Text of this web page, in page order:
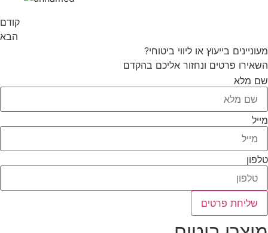
קודם
הבא
מעוניינים בייעוץ או ליווי ביטוחי?
השאירו פרטים ונחזור אליכם בהקדם
שם מלא
מייל
טלפון
שליחת פרטים